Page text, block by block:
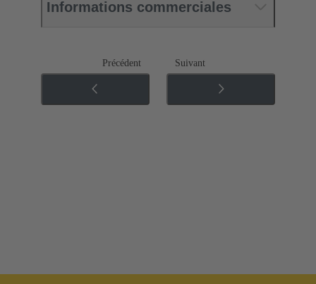
Informations commerciales
Précédent Suivant